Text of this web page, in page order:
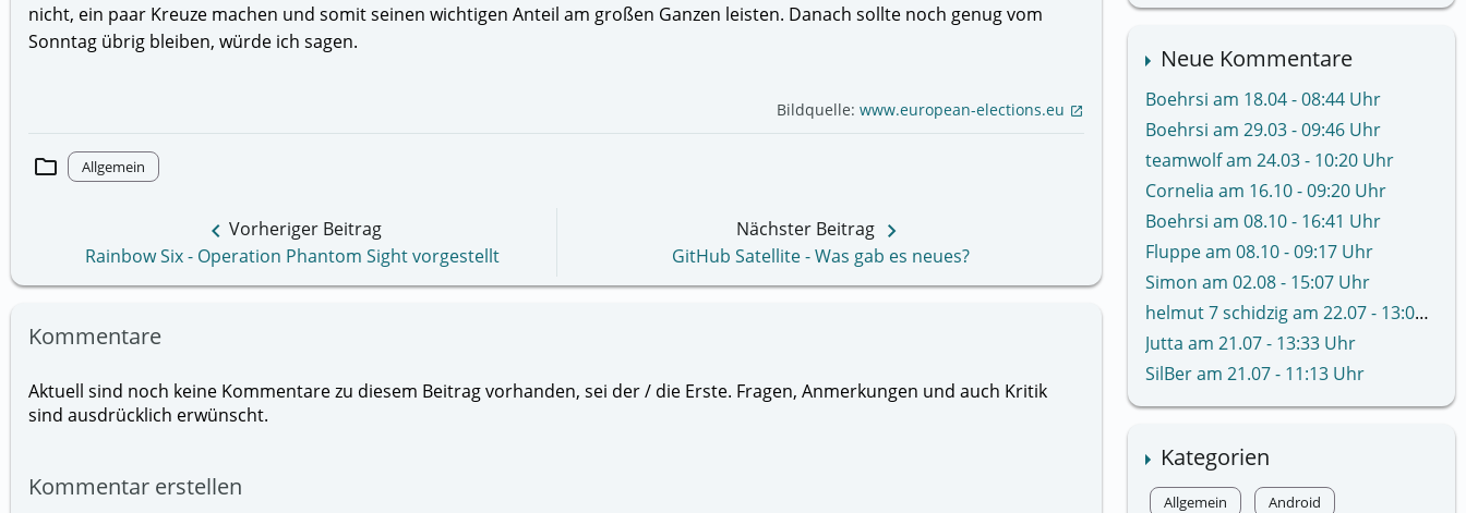
Neue Kommentare
Boehrsi am 18.04 - 08:44 Uhr
Boehrsi am 29.03 - 09:46 Uhr
teamwolf am 24.03 - 10:20 Uhr
Cornelia am 16.10 - 09:20 Uhr
Boehrsi am 08.10 - 16:41 Uhr
Fluppe am 08.10 - 09:17 Uhr
Simon am 02.08 - 15:07 Uhr
helmut 7 schidzig am 22.07 - 13:02 Uhr
Jutta am 21.07 - 13:33 Uhr
SilBer am 21.07 - 11:13 Uhr
Kategorien
Allgemein
Android
nicht, ein paar Kreuze machen und somit seinen wichtigen Anteil am großen Ganzen leisten. Danach sollte noch genug vom
Sonntag übrig bleiben, würde ich sagen.
Bildquelle: www.european-elections.eu open_in_new
folder Allgemein
keyboard_arrow_left Vorheriger Beitrag
Rainbow Six - Operation Phantom Sight vorgestellt
Nächster Beitrag keyboard_arrow_right
GitHub Satellite - Was gab es neues?
Kommentare
Aktuell sind noch keine Kommentare zu diesem Beitrag vorhanden, sei der / die Erste. Fragen, Anmerkungen und auch Kritik
sind ausdrücklich erwünscht.
Kommentar erstellen